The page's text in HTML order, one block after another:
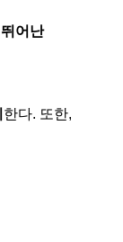
뛰어난
한다. 또한,